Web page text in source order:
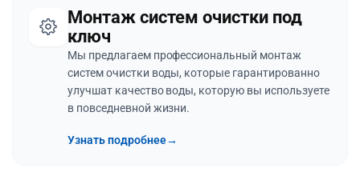
Монтаж систем очистки под
ключ
Мы предлагаем профессиональный монтаж
систем очистки воды, которые гарантированно
улучшат качество воды, которую вы используете
в повседневной жизни.
Узнать подробнее→